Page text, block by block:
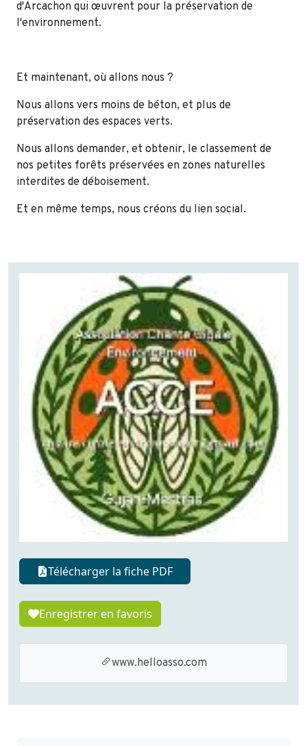
d'Arcachon qui œuvrent pour la préservation de
l'environnement.
Et maintenant, où allons nous ?
Nous allons vers moins de béton, et plus de
préservation des espaces verts.
Nous allons demander, et obtenir, le classement de
nos petites forêts préservées en zones naturelles
interdites de déboisement.
Et en même temps, nous créons du lien social.
Télécharger la fiche PDF
Enregistrer en favoris
www.helloasso.com